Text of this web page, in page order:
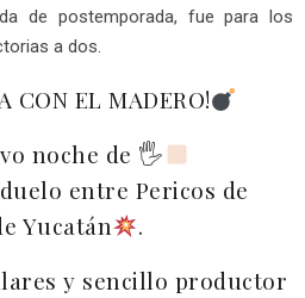
de postemporada, fue para los
a dos.
CON EL MADERO!
noche de 🖐
entre Pericos de
Yucatán
.
y sencillo productor